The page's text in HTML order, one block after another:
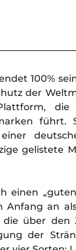
100%
der
gelistete
einen
Anfang an
die über
der